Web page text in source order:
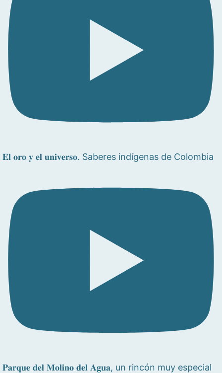
𝐄𝐥 𝐨𝐫𝐨 𝐲 𝐞𝐥 𝐮𝐧𝐢𝐯𝐞𝐫𝐬𝐨. Saberes indígenas de Colombia
𝐏𝐚𝐫𝐪𝐮𝐞 𝐝𝐞𝐥 𝐌𝐨𝐥𝐢𝐧𝐨 𝐝𝐞𝐥 𝐀𝐠𝐮𝐚, un rincón muy especial